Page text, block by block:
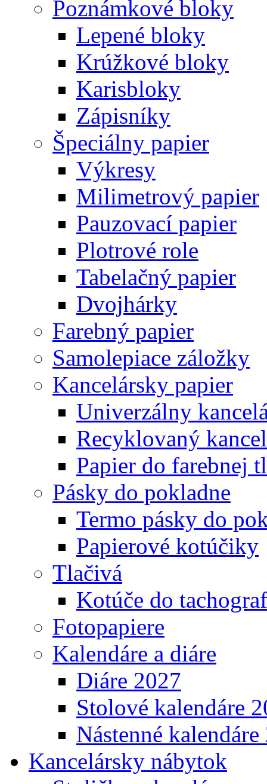
Poznámkové bloky
Lepené bloky
Krúžkové bloky
Karisbloky
Zápisníky
Špeciálny papier
Výkresy
Milimetrový papier
Pauzovací papier
Plotrové role
Tabelačný papier
Dvojhárky
Farebný papier
Samolepiace záložky
Kancelársky papier
Univerzálny
Recyklovaný
Papier do farebnej
Pásky do pokladne
Termo pásky do
Papierové kotúčiky
Tlačivá
Kotúče do
Fotopapiere
Kalendáre a diáre
Diáre 2027
Stolové kalendáre
Nástenné
Kancelársky nábytok